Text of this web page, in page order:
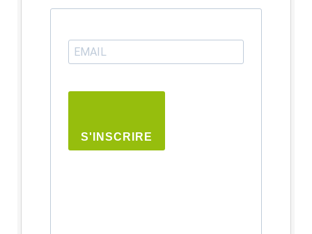
S'INSCRIRE